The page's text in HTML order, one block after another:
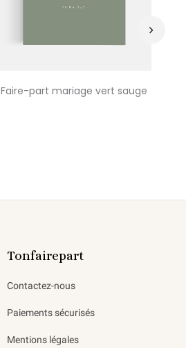
Faire-part mariage vert sauge
Tonfairepart
Contactez-nous
Paiements sécurisés
Mentions légales